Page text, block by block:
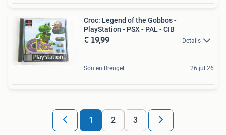
Croc: Legend of the Gobbos -
PlayStation - PSX - PAL - CIB
€ 19,99 Details
Son en Breugel 26 jul 26
1 2 3